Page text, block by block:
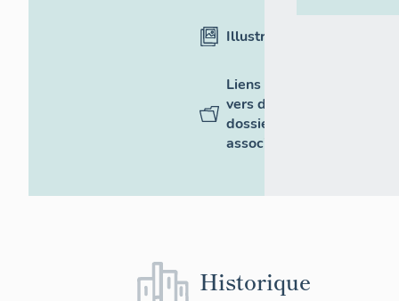
Illustrations
Liens
vers des
dossiers
associés
Historique